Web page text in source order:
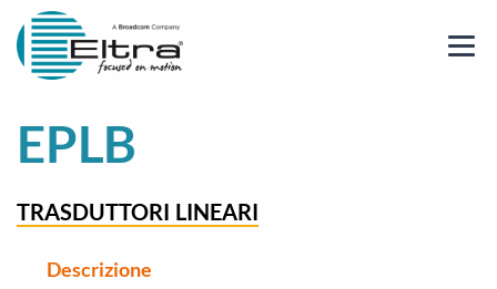
EPLB
TRASDUTTORI LINEARI
Descrizione